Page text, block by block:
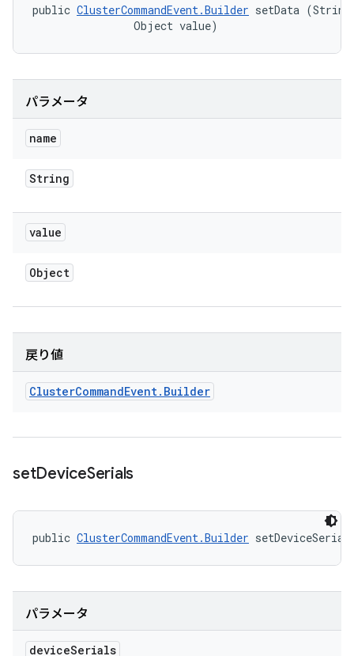
public ClusterCommandEvent.Builder setData
                Object value)
パラメータ
name
String
value
Object
戻り値
ClusterCommandEvent. Builder
setDeviceSerials
public ClusterCommandEvent.Builder
パラメータ
deviceSerials